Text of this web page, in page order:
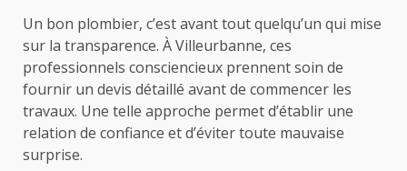
Un bon plombier, c’est avant tout quelqu’un qui mise
sur la transparence. À Villeurbanne, ces
professionnels consciencieux prennent soin de
fournir un devis détaillé avant de commencer les
travaux. Une telle approche permet d’établir une
relation de confiance et d’éviter toute mauvaise
surprise.